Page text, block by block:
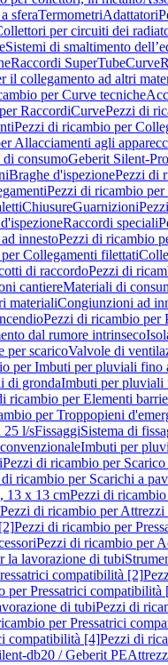
sferaTermometriAdattatori
per circuiti dei
Sistemi di smaltimento
Raccordi SuperTubeCurve
il collegamento ad altri
per Curve tecniche
RaccordiCurvePezzi di
Pezzi di ricambio per
Allacciamenti agli
consumoGeberit Silent-Pro
Braghe d'ispezionePezzi di
Pezzi di ricambio
ChiusureGuarnizioni
Raccordi speciali
innestoPezzi di ricambio
Collegamenti filettati
di raccordoPezzi di
cantiereMateriali di
materialiCongiunzioni ad
Pezzi di ricambio per
dal rumore intrinseco
per scaricoValvole di
per Imbuti per pluviali fino
di grondaImbuti per pluviali
ricambio per Elementi
per Troppopieni
25 l/sFissaggiSistema di
Imbuti per
Pezzi di ricambio per
ricambio per Scarichi a
13 x 13 cmPezzi di
Pezzi di ricambio per
Pezzi di ricambio per
Pezzi di ricambio per
la lavorazione di tubi
compatibilità [2]
per Pressatrici
di tubiPezzi di
per Pressatrici
compatibilità [4]Pezzi di
db20 / Geberit PE